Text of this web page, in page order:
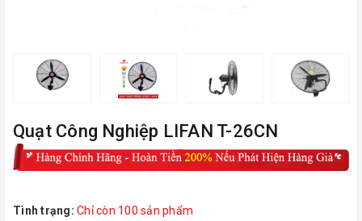
Quạt Công Nghiệp LIFAN T-26CN
Tình trạng: Chỉ còn 100 sản phẩm